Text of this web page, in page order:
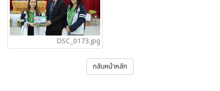
DSC_0173.jpg
กลับหน้าหลัก